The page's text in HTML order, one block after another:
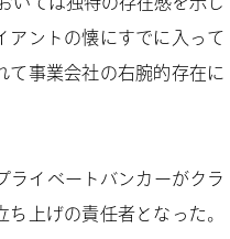
アントの懐にすでに入って
て事業会社の右腕的存在に
ライベートバンカーがクラ
上げの責任者となった。